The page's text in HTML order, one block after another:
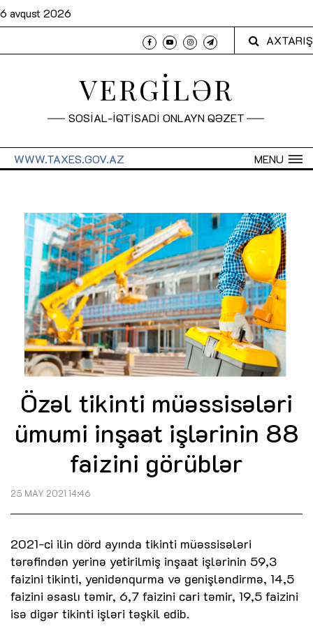
6 avqust 2026
AXTARIŞ
VERGİLƏR
SOSİAL-İQTİSADİ ONLAYN QƏZET
MENU
WWW.TAXES.GOV.AZ
Özəl tikinti müəssisələri
ümumi inşaat işlərinin 88
faizini görüblər
25 MAY 2021 14:46
2021-ci ilin dörd ayında tikinti müəssisələri
tərəfindən yerinə yetirilmiş inşaat işlərinin 59,3
faizini tikinti, yenidənqurma və genişləndirmə, 14,5
faizini əsaslı təmir, 6,7 faizini cari təmir, 19,5 faizini
isə digər tikinti işləri təşkil edib.